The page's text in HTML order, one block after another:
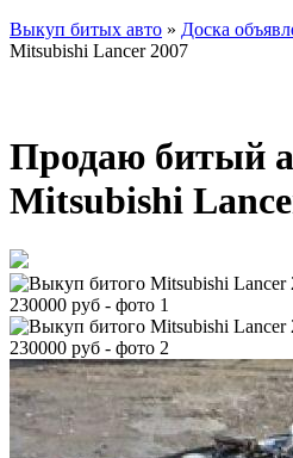
Выкуп битых авто » Доска
Mitsubishi Lancer 2007
Продаю битый
Mitsubishi